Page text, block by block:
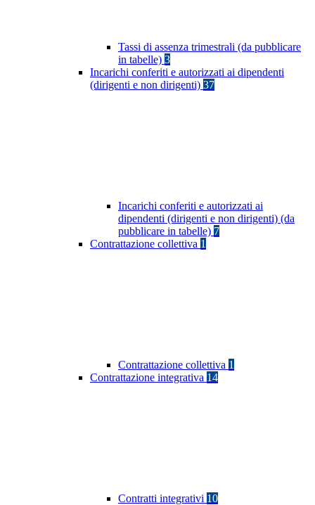
Tassi di assenza trimestrali (da pubblicare
in tabelle) 3
Incarichi conferiti e autorizzati ai dipendenti
(dirigenti e non dirigenti) 37
Incarichi conferiti e autorizzati ai
dipendenti (dirigenti e non dirigenti) (da
pubblicare in tabelle) 7
Contrattazione collettiva 1
Contrattazione collettiva 1
Contrattazione integrativa 14
Contratti integrativi 10